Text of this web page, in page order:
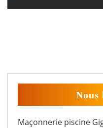
Nous
Maçonnerie piscine